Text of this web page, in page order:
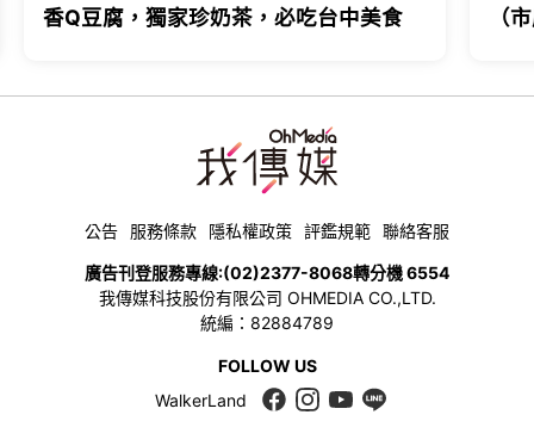
香Q豆腐，獨家珍奶茶，必吃台中美食
（
公告 服務條款 隱私權政策 評鑑規範 聯絡客服
廣告刊登服務專線:(02)2377-8068轉分機 6554
我傳媒科技股份有限公司 OHMEDIA CO.,LTD.
統編：82884789
FOLLOW US
WalkerLand